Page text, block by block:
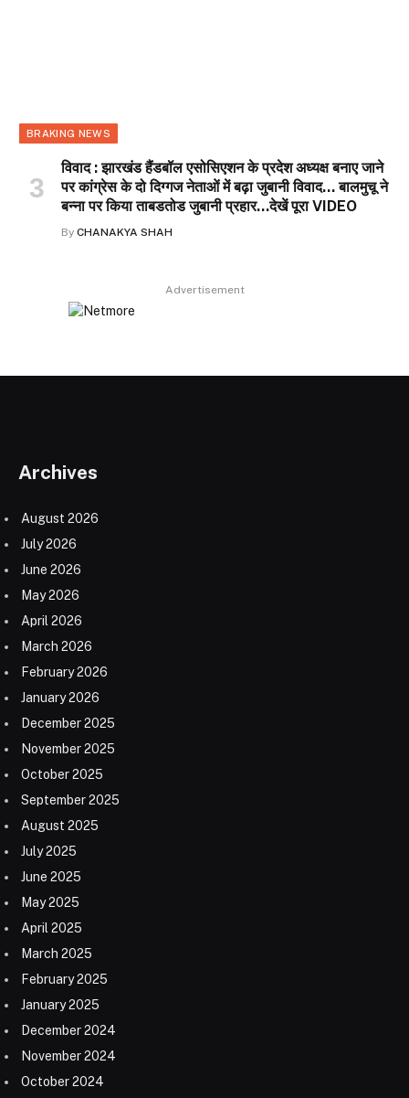
BRAKING NEWS
विवाद : झारखंड हैंडबॉल एसोसिएशन के प्रदेश अध्यक्ष बनाए जाने
पर कांग्रेस के दो दिग्गज नेताओं में बढ़ा जुबानी विवाद… बालमुचू ने
बन्ना पर किया ताबडतोड जुबानी प्रहार…देखें पूरा VIDEO
By CHANAKYA SHAH
Advertisement
Archives
August 2026
July 2026
June 2026
May 2026
April 2026
March 2026
February 2026
January 2026
December 2025
November 2025
October 2025
September 2025
August 2025
July 2025
June 2025
May 2025
April 2025
March 2025
February 2025
January 2025
December 2024
November 2024
October 2024